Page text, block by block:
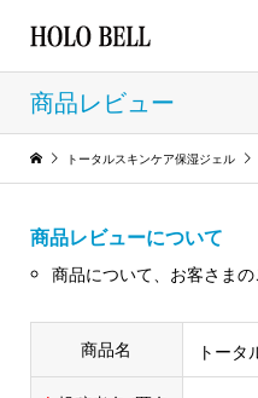
商品レビュー
トータルスキンケア保湿ジェル
商品レビューについて
商品について、お客さまの
商品名 トータ